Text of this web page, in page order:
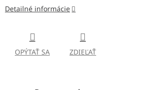
Detailné informácie
OPÝTAŤ SA ZDIEĽAŤ